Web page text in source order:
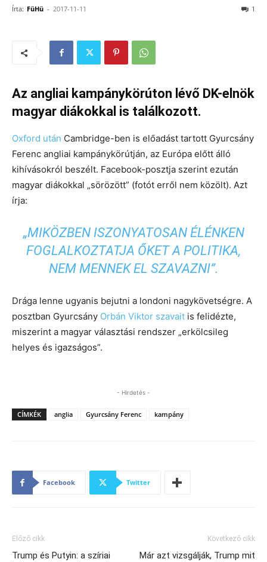
Írta: FüHü - 2017-11-11 1
Az angliai kampánykörúton lévő DK-elnök
magyar diákokkal is találkozott.
Oxford után Cambridge-ben is előadást tartott Gyurcsány
Ferenc angliai kampánykörútján, az Európa előtt álló
kihívásokról beszélt. Facebook-posztja szerint ezután
magyar diákokkal „sörözött” (fotót erről nem közölt). Azt
írja:
„MIKÖZBEN ISZONYATOSAN ÉLÉNKEN
FOGLALKOZTATJA ŐKET A POLITIKA,
NEM MENNEK EL SZAVAZNI”.
Drága lenne ugyanis bejutni a londoni nagykövetségre. A
posztban Gyurcsány Orbán Viktor szavait is felidézte,
miszerint a magyar választási rendszer „erkölcsileg
helyes és igazságos”.
- Hirdetés -
CÍMKÉK anglia Gyurcsány Ferenc kampány
Facebook Twitter
Előző cikk
Trump és Putyin: a szíriai
Következő cikk
Már azt vizsgálják, Trump mit